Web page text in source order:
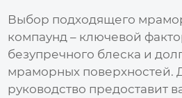
Выбор подходящего
компаунд – ключевой
безупречного блеска и
мраморных поверхностей.
руководство предоставит